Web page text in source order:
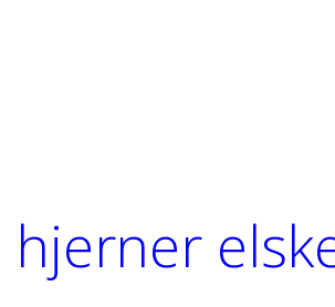
hjerner